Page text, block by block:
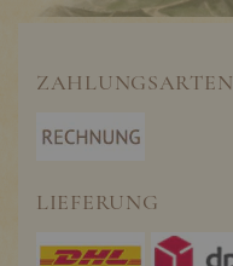
ZAHLUNGSARTEN
LIEFERUNG